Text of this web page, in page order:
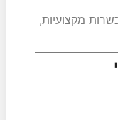
מקצועיות,